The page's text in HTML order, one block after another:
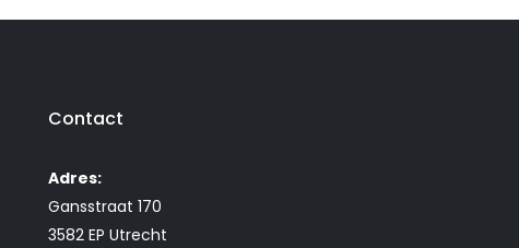
Contact
Adres:
Gansstraat 170
3582 EP Utrecht